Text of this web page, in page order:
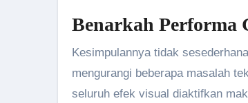
Benarkah Performa
Kesimpulannya tidak
mengurangi beberapa masalah
seluruh efek visual diaktifkan